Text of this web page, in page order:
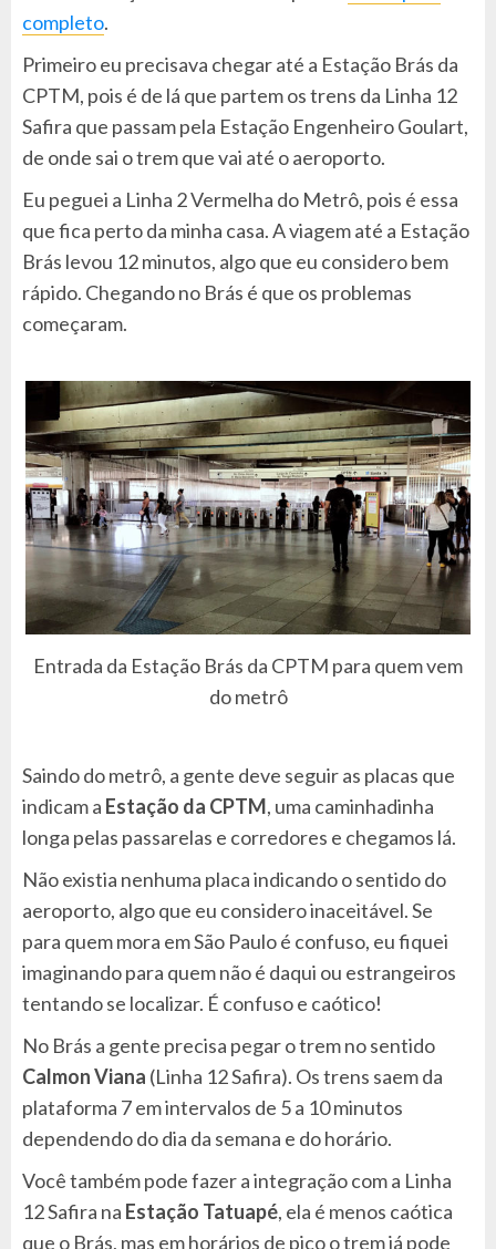
completo.
Primeiro eu precisava chegar até a Estação Brás da
CPTM, pois é de lá que partem os trens da Linha 12
Safira que passam pela Estação Engenheiro Goulart,
de onde sai o trem que vai até o aeroporto.
Eu peguei a Linha 2 Vermelha do Metrô, pois é essa
que fica perto da minha casa. A viagem até a Estação
Brás levou 12 minutos, algo que eu considero bem
rápido. Chegando no Brás é que os problemas
começaram.
Entrada da Estação Brás da CPTM para quem vem
do metrô
Saindo do metrô, a gente deve seguir as placas que
indicam a Estação da CPTM, uma caminhadinha
longa pelas passarelas e corredores e chegamos lá.
Não existia nenhuma placa indicando o sentido do
aeroporto, algo que eu considero inaceitável. Se
para quem mora em São Paulo é confuso, eu fiquei
imaginando para quem não é daqui ou estrangeiros
tentando se localizar. É confuso e caótico!
No Brás a gente precisa pegar o trem no sentido
Calmon Viana (Linha 12 Safira). Os trens saem da
plataforma 7 em intervalos de 5 a 10 minutos
dependendo do dia da semana e do horário.
Você também pode fazer a integração com a Linha
12 Safira na Estação Tatuapé, ela é menos caótica
que o Brás, mas em horários de pico o trem já pode